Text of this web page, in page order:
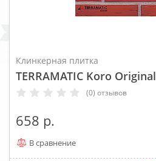
Клинкерная плитка
TERRAMATIC Koro Original
(0) отзывов
658
В сравнение